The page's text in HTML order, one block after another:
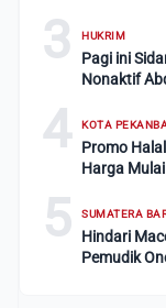
3 HUKRIM
Pagi ini
Nonaktif
4 KOTA
Promo
Harga
5 SUMATERA
Hindari
Pemudik